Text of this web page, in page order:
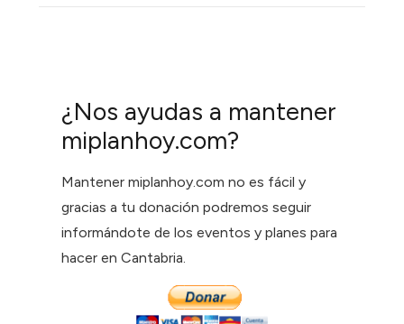
¿Nos ayudas a mantener
miplanhoy.com?
Mantener miplanhoy.com no es fácil y
gracias a tu donación podremos seguir
informándote de los eventos y planes para
hacer en Cantabria.